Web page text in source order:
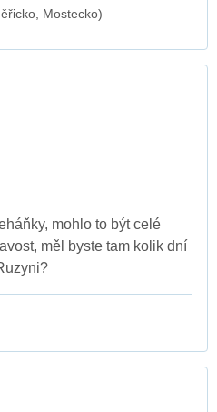
Mostecko)
mohlo to být celé
měl byste tam kolik dní